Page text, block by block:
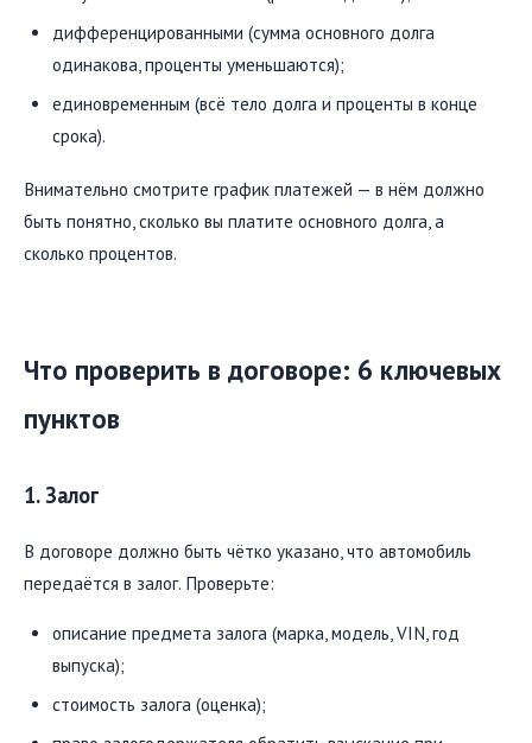
дифференцированными (сумма основного долга
одинакова, проценты уменьшаются);
единовременным (всё тело долга и проценты в конце
срока).
Внимательно смотрите график платежей — в нём должно
быть понятно, сколько вы платите основного долга, а
сколько процентов.
Что проверить в договоре: 6 ключевых
пунктов
1. Залог
В договоре должно быть чётко указано, что автомобиль
передаётся в залог. Проверьте:
описание предмета залога (марка, модель, VIN, год
выпуска);
стоимость залога (оценка);